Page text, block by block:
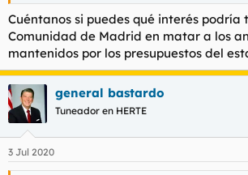
Cuéntanos si puedes qué interés podría
Comunidad de Madrid en matar a los
mantenidos por los presupuestos del
general bastardo
Tuneador en HERTE
3 Jul 2020